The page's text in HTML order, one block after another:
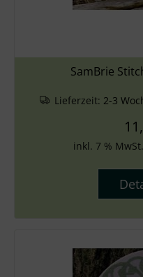
SamBrie
Lieferzeit: 2-3
inkl. 7 %